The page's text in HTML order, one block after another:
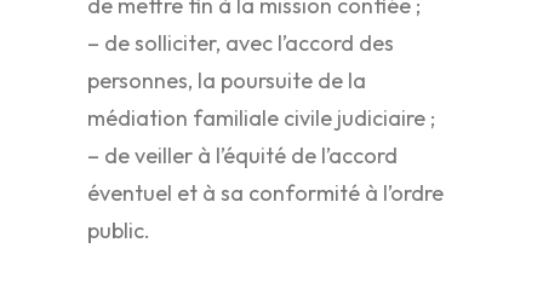
– de solliciter, avec l’accord des
personnes, la poursuite de la
médiation familiale civile judiciaire ;
– de veiller à l’équité de l’accord
éventuel et à sa conformité à l’ordre
public.